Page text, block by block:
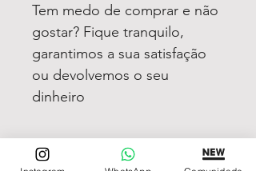
Tem medo de comprar e não
gostar? Fique tranquilo,
garantimos a sua satisfação
ou devolvemos o seu
dinheiro